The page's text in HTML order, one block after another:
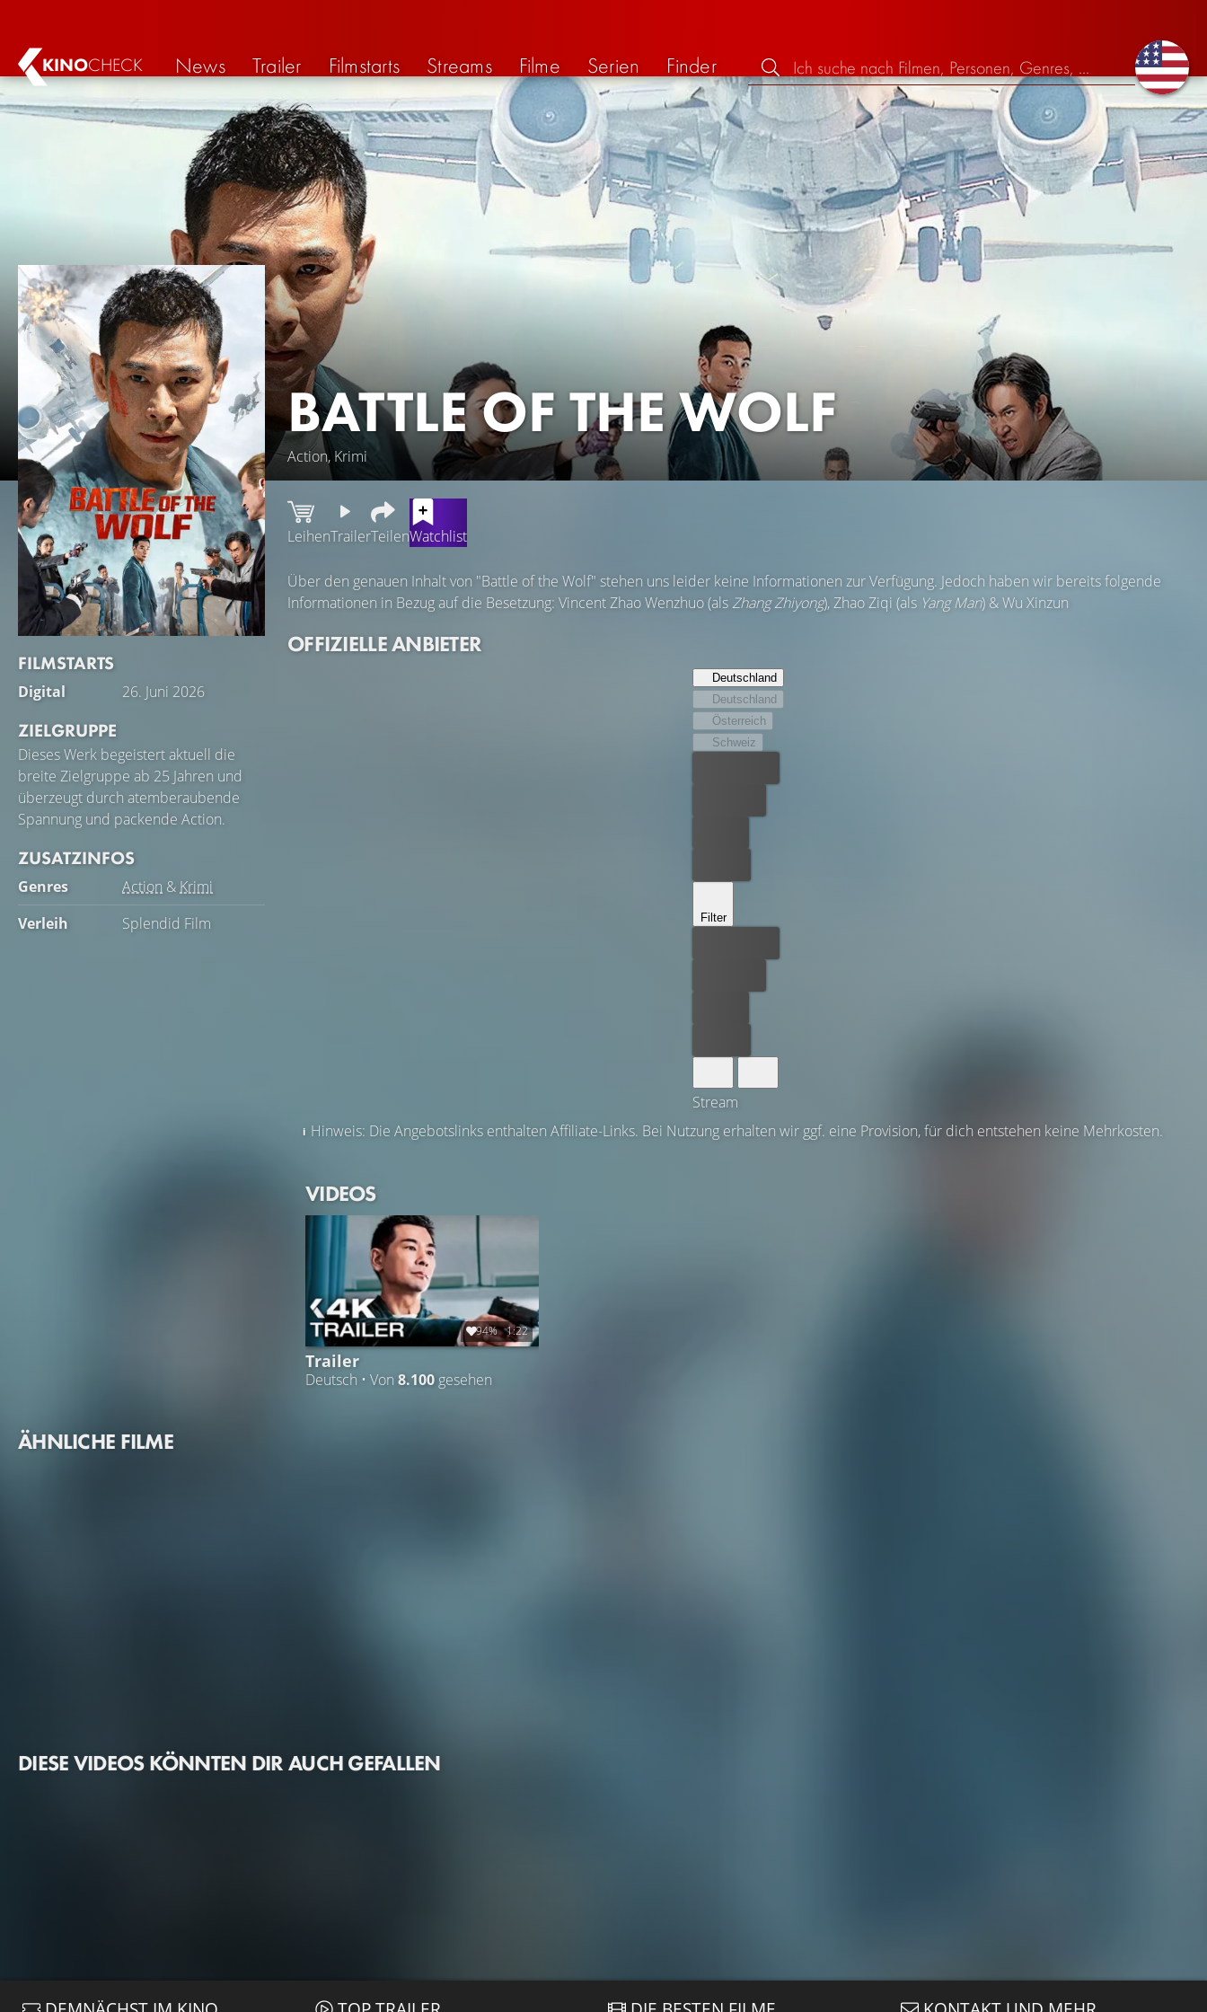
KINOCHECK News Trailer Filmstarts Streams Filme Serien Finder
BATTLE OF THE WOLF
Action, Krimi
FILMSTARTS
Digital 26. Juni 2026
ZIELGRUPPE
Dieses Werk begeistert aktuell die
breite Zielgruppe ab 25 Jahren und
überzeugt durch atemberaubende
Spannung und packende Action.
ZUSATZINFOS
Genres Action & Krimi
Verleih
Splendid Film
LeihenTrailerTeilenWatchlist
Über den genauen Inhalt von "Battle of the Wolf" stehen uns leider keine Informationen zur Verfügung. Jedoch haben wir bereits folgende
Informationen in Bezug auf die Besetzung: Vincent Zhao Wenzhuo (als Zhang Zhiyong), Zhao Ziqi (als Yang Man) & Wu Xinzun
OFFIZIELLE ANBIETER
Deutschland
Deutschland
Österreich
Schweiz
Filter
Stream
Hinweis: Die Angebotslinks enthalten Affiliate-Links. Bei Nutzung erhalten wir ggf. eine Provision, für dich entstehen keine Mehrkosten.
VIDEOS
94% 1:22
Trailer
Deutsch • Von 8.100 gesehen
ÄHNLICHE FILME
DIESE VIDEOS KÖNNTEN DIR AUCH GEFALLEN